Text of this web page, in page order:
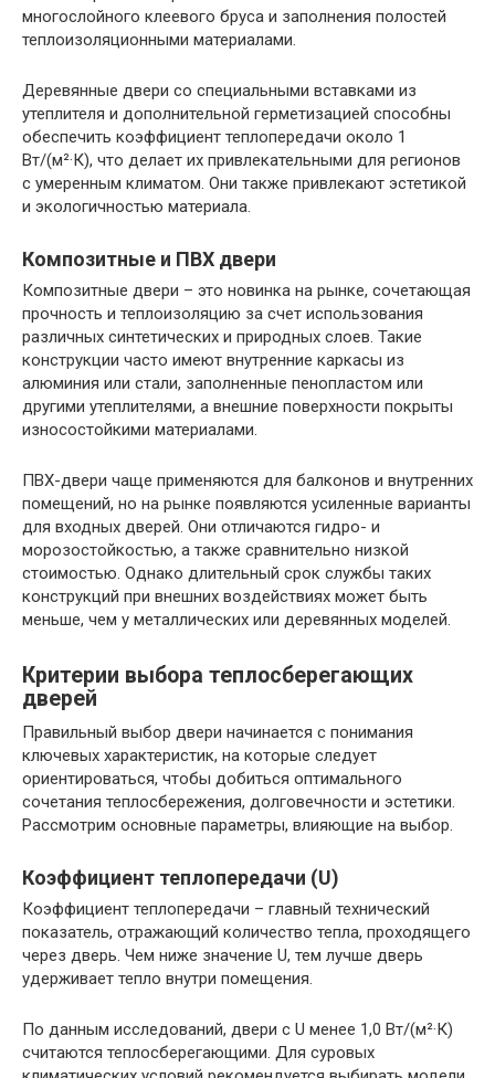
многослойного клеевого бруса и заполнения полостей
теплоизоляционными материалами.
Деревянные двери со специальными вставками из
утеплителя и дополнительной герметизацией способны
обеспечить коэффициент теплопередачи около 1
Вт/(м²·К), что делает их привлекательными для регионов
с умеренным климатом. Они также привлекают эстетикой
и экологичностью материала.
Композитные и ПВХ двери
Композитные двери – это новинка на рынке, сочетающая
прочность и теплоизоляцию за счет использования
различных синтетических и природных слоев. Такие
конструкции часто имеют внутренние каркасы из
алюминия или стали, заполненные пенопластом или
другими утеплителями, а внешние поверхности покрыты
износостойкими материалами.
ПВХ-двери чаще применяются для балконов и внутренних
помещений, но на рынке появляются усиленные варианты
для входных дверей. Они отличаются гидро- и
морозостойкостью, а также сравнительно низкой
стоимостью. Однако длительный срок службы таких
конструкций при внешних воздействиях может быть
меньше, чем у металлических или деревянных моделей.
Критерии выбора теплосберегающих
дверей
Правильный выбор двери начинается с понимания
ключевых характеристик, на которые следует
ориентироваться, чтобы добиться оптимального
сочетания теплосбережения, долговечности и эстетики.
Рассмотрим основные параметры, влияющие на выбор.
Коэффициент теплопередачи (U)
Коэффициент теплопередачи – главный технический
показатель, отражающий количество тепла, проходящего
через дверь. Чем ниже значение U, тем лучше дверь
удерживает тепло внутри помещения.
По данным исследований, двери с U менее 1,0 Вт/(м²·К)
считаются теплосберегающими. Для суровых